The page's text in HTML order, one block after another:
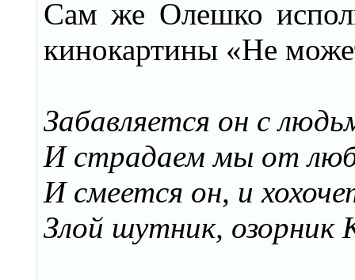
Сам же Олешко
кинокартины «Не
Забавляется он с
И страдаем мы от
И смеется он, и
Злой шутник, озорник